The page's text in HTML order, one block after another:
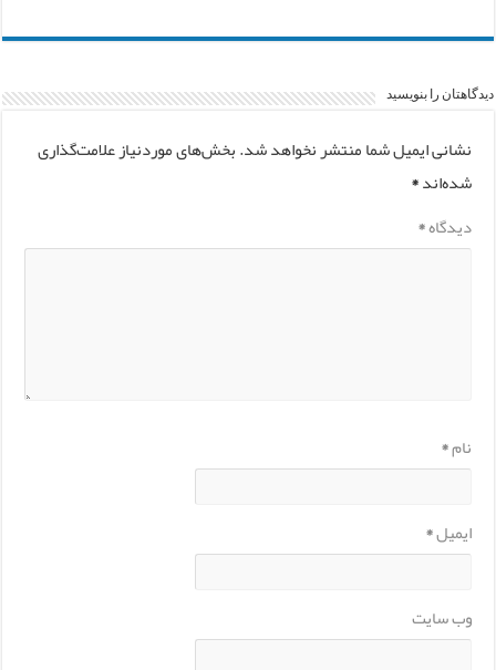
دیدگاهتان را بنویسید
نشانی ایمیل شما منتشر نخواهد شد.بخش‌های موردنیاز علامت‌گذاری
شده‌اند*
دیدگاه*
نام*
ایمیل*
وب‌ سایت